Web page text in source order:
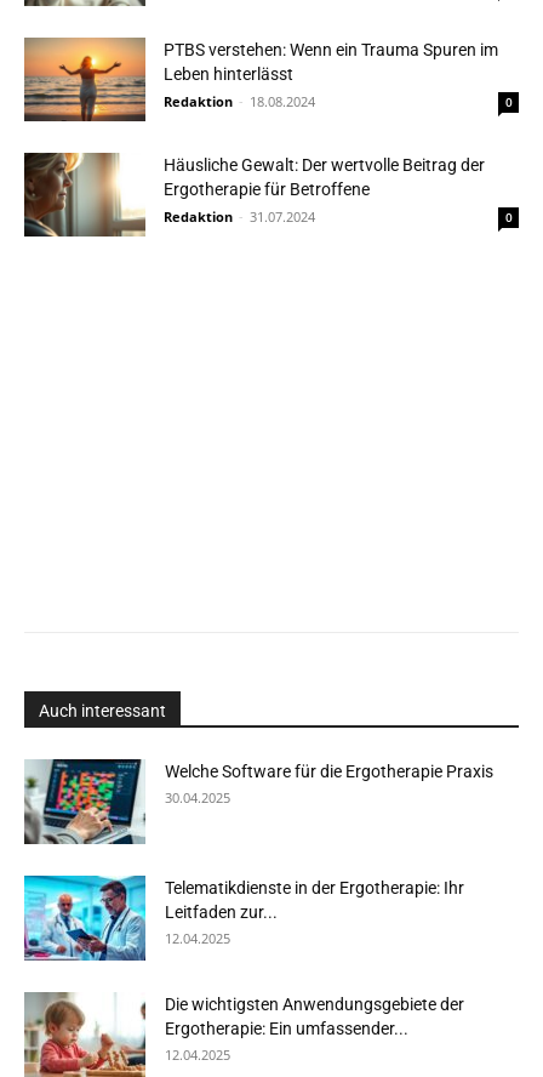
PTBS verstehen: Wenn ein Trauma Spuren im
Leben hinterlässt
Redaktion - 18.08.2024 0
Häusliche Gewalt: Der wertvolle Beitrag der
Ergotherapie für Betroffene
Redaktion - 31.07.2024 0
Auch interessant
Welche Software für die Ergotherapie Praxis
30.04.2025
Telematikdienste in der Ergotherapie: Ihr
Leitfaden zur...
12.04.2025
Die wichtigsten Anwendungsgebiete der
Ergotherapie: Ein umfassender...
12.04.2025